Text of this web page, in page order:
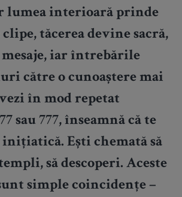
lumea interioară prinde
clipe, tăcerea devine sacră,
iar întrebările
către o cunoaștere mai
în mod repetat
sau 777, înseamnă că te
inițiatică. Ești chemată să
să descoperi. Aceste
simple coincidențe –